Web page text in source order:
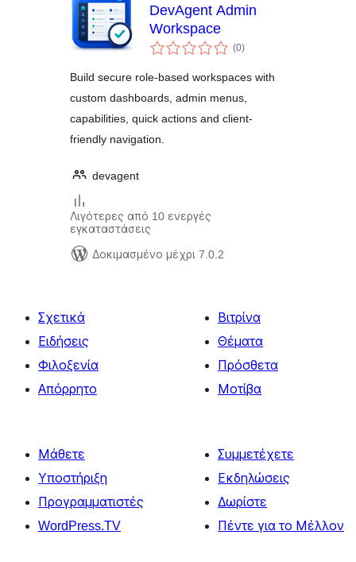
DevAgent Admin
Workspace
(0αξιολογήσεις
σύνολο
)
Build secure role-based workspaces with
custom dashboards, admin menus,
capabilities, quick actions and client-
friendly navigation.
devagent
Λιγότερες από 10 ενεργές
εγκαταστάσεις
Δοκιμασμένο μέχρι 7.0.2
Σχετικά
Ειδήσεις
Φιλοξενία
Απόρρητο
Βιτρίνα
Θέματα
Πρόσθετα
Μοτίβα
Μάθετε
Υποστήριξη
Προγραμματιστές
WordPress.TV
Συμμετέχετε
Εκδηλώσεις
Δωρίστε
Πέντε για το Μέλλον